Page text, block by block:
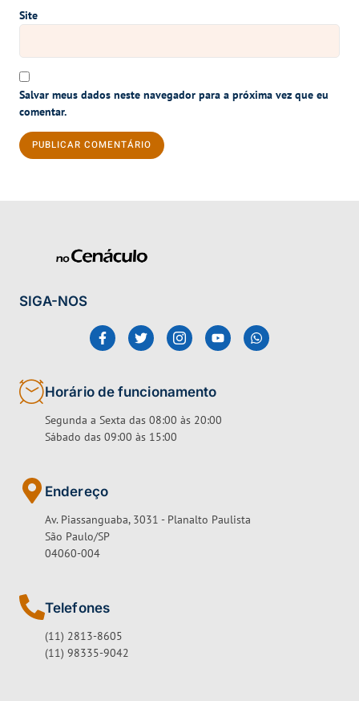
Site
Salvar meus dados neste navegador para a próxima vez que eu
comentar.
SIGA-NOS
Horário de funcionamento
Segunda a Sexta das 08:00 às 20:00
Sábado das 09:00 às 15:00
Endereço
Av. Piassanguaba, 3031 - Planalto Paulista
São Paulo/SP
04060-004
Telefones
(11) 2813-8605
(11) 98335-9042